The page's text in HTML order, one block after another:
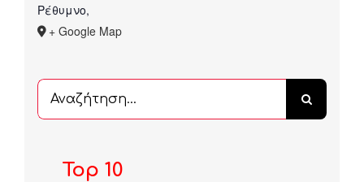
Ρέθυμνο,
+ Google Map
Αναζήτηση
...
Top 10